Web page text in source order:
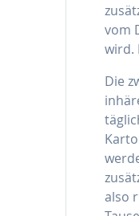
vom
wird.
Die
also